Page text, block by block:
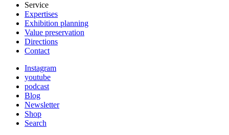
Service
Expertises
Exhibition planning
Value preservation
Directions
Contact
Instagram
youtube
podcast
Blog
Newsletter
Shop
Search